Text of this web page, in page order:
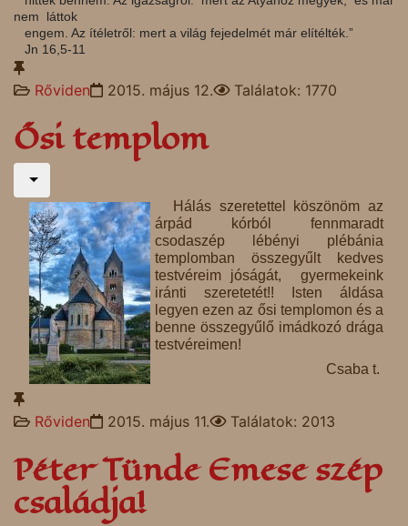
nem láttok
engem. Az ítéletről: mert a világ fejedelmét már elítélték.”
Jn 16,5-11
Rőviden 2015. május 12. Találatok: 1770
Ősi templom
Hálás szeretettel köszönöm az
árpád kórból fennmaradt
csodaszép lébényi plébánia
templomban összegyűlt kedves
testvéreim jóságát, gyermekeink
iránti szeretetét!! Isten áldása
legyen ezen az ősi templomon és a
benne összegyűlő imádkozó drága
testvéreimen!
Csaba t.
Rőviden 2015. május 11. Találatok: 2013
Péter Tünde Emese szép
családja!